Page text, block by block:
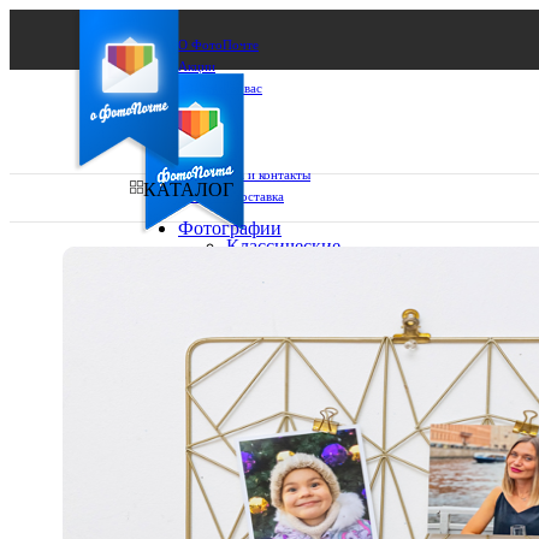
О ФотоПочте
Акции
Сделаем за вас
Бизнесу
FAQ
Франшиза
Поддержка и контакты
Оплата и доставка
Выберите из списка:
КАТАЛОГ
Фотографии
Классические
15х15
15х20
20х30
30х30
30х40
А4
Фото
в